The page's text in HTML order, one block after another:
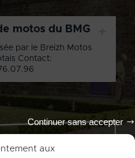
aux
Continuer sans accepter
motos du BMG
par le Breizh Motos
Contact: